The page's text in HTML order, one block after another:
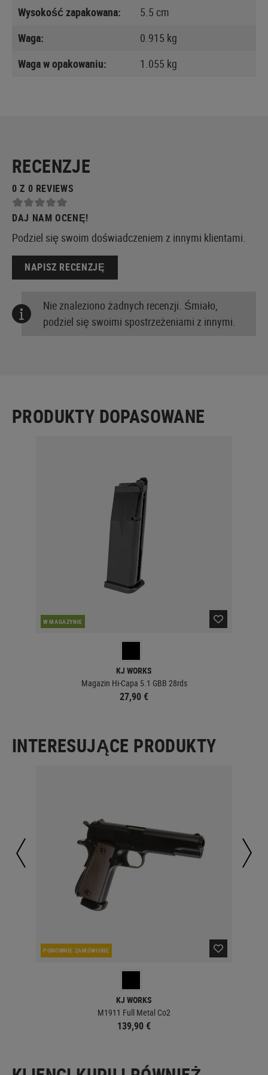
Wysokość zapakowana:
5.5 cm
Waga:
0.915 kg
Waga w opakowaniu:
1.055 kg
RECENZJE
0 Z 0 REVIEWS
DAJ NAM OCENĘ!
Podziel się swoim doświadczeniem z innymi klientami.
NAPISZ RECENZJĘ
Nie znaleziono żadnych recenzji. Śmiało,
podziel się swoimi spostrzeżeniami z innymi.
PRODUKTY DOPASOWANE
W MAGAZYNIE
KJ WORKS
Magazin Hi-Capa 5.1 GBB 28rds
27,90 €
INTERESUJĄCE PRODUKTY
PONOWNIE ZAMÓWIONE
KJ WORKS
M1911 Full Metal Co2
139,90 €